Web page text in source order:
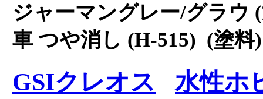
ジャーマングレー/グラウ
車 つや消し (H-515) (塗料)
GSIクレオス
水性ホ